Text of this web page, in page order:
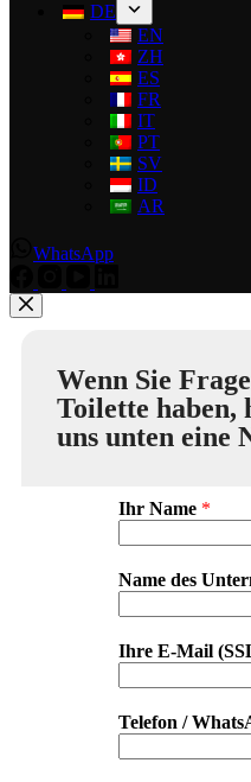
DE
EN
ZH
ES
FR
IT
PT
SV
ID
AR
WhatsApp
Wenn Sie
Toilette haben,
uns unten eine
Ihr Name *
Name des
Ihre E-Mail
Telefon /